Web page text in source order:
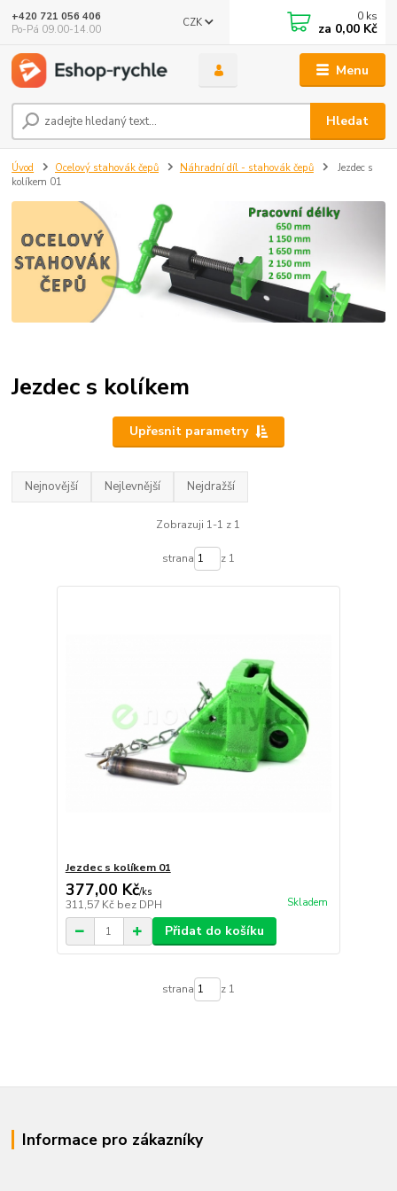
Menu
CZK
Hledat
+420 721 056 406
Po-Pá 09.00-14.00
0 ks
za 0,00 Kč
Úvod Ocelový stahovák čepů Náhradní díl - stahovák čepů
Jezdec s
kolíkem 01
Jezdec s kolíkem
Upřesnit parametry
Nejnovější Nejlevnější Nejdražší
Zobrazuji 1-1 z 1
strana z 1
Jezdec s kolíkem 01
377,00 Kč/ks
311,57 Kč bez DPH Skladem
Přidat do košíku
strana z 1
Informace pro zákazníky